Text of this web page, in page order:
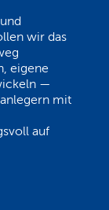
wir das
eigene
—
mit
auf